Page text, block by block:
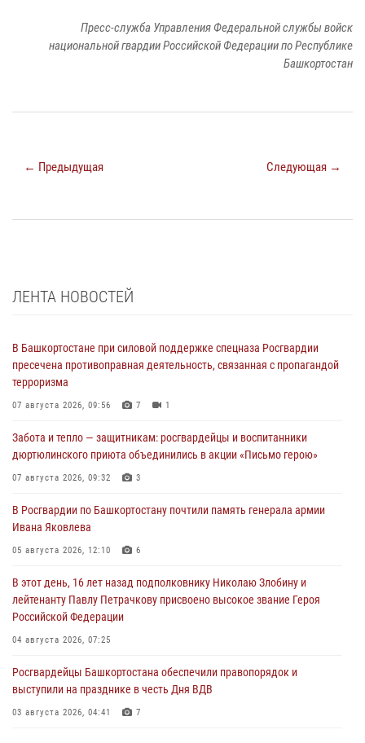
Пресс-служба Управления Федеральной службы войск
национальной гвардии Российской Федерации по Республике
Башкортостан
← Предыдущая Следующая →
ЛЕНТА НОВОСТЕЙ
В Башкортостане при силовой поддержке спецназа Росгвардии
пресечена противоправная деятельность, связанная с пропагандой
терроризма
07 августа 2026, 09:56 7 1
Забота и тепло — защитникам: росгвардейцы и воспитанники
дюртюлинского приюта объединились в акции «Письмо герою»
07 августа 2026, 09:32 3
В Росгвардии по Башкортостану почтили память генерала армии
Ивана Яковлева
05 августа 2026, 12:10 6
В этот день, 16 лет назад подполковнику Николаю Злобину и
лейтенанту Павлу Петрачкову присвоено высокое звание Героя
Российской Федерации
04 августа 2026, 07:25
Росгвардейцы Башкортостана обеспечили правопорядок и
выступили на празднике в честь Дня ВДВ
03 августа 2026, 04:41 7